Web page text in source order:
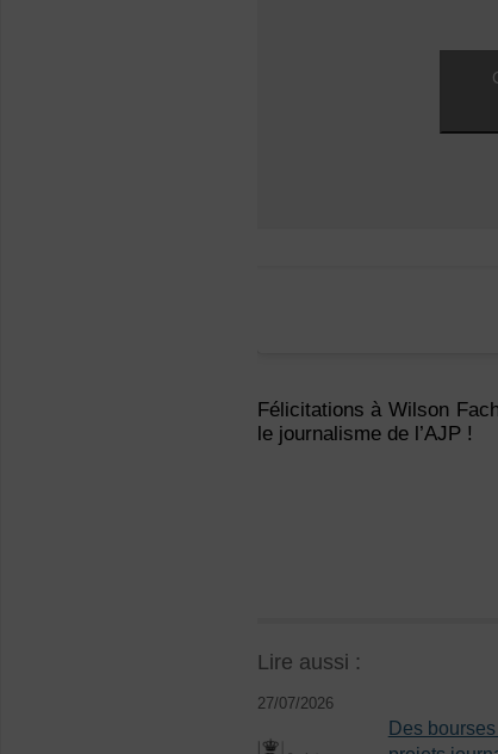
Félicitations à Wilson
le journalisme de l’AJP !
Lire aussi :
27/07/2026
Des